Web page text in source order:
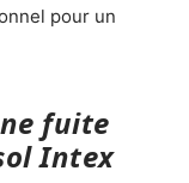
pour un
fuite
Intex